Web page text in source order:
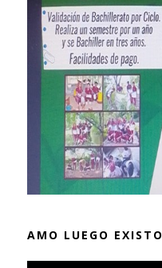
AMO LUEGO EXISTO